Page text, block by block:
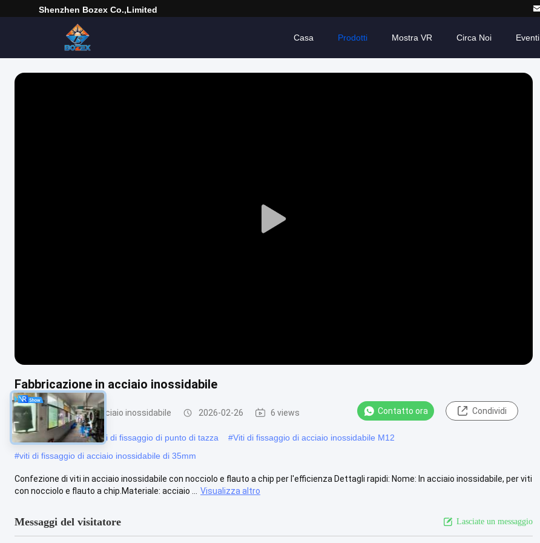
Shenzhen Bozex Co.,limited
Casa Prodotti Mostra VR Circa Noi Eventi
Play
Fabbricazione in acciaio inossidabile
Viti di fissaggio di acciaio inossidabile 2026-02-26 6 views Contatto ora Condividi
#M2.5 ha zigrinato le viti di fissaggio di punto di tazza #Viti di fissaggio di acciaio inossidabile M12
#viti di fissaggio di acciaio inossidabile di 35mm
Confezione di viti in acciaio inossidabile con nocciolo e flauto a chip per l'efficienza Dettagli rapidi: Nome: In acciaio inossidabile, per viti
con nocciolo e flauto a chip.Materiale: acciaio ...
Visualizza altro
Messaggi del visitatore Lasciate un messaggio